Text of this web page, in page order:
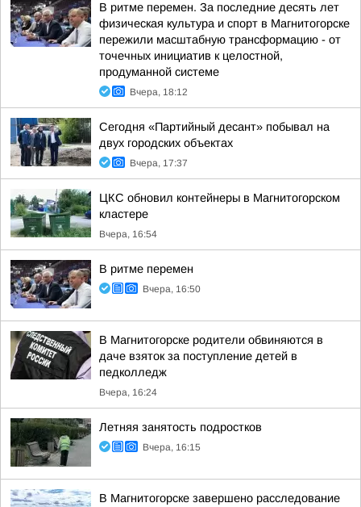
В ритме перемен. За последние десять лет
физическая культура и спорт в Магнитогорске
пережили масштабную трансформацию - от
точечных инициатив к целостной,
продуманной системе
Вчера, 18:12
Сегодня «Партийный десант» побывал на
двух городских объектах
Вчера, 17:37
ЦКС обновил контейнеры в Магнитогорском
кластере
Вчера, 16:54
В ритме перемен
Вчера, 16:50
В Магнитогорске родители обвиняются в
даче взяток за поступление детей в
педколледж
Вчера, 16:24
Летняя занятость подростков
Вчера, 16:15
В Магнитогорске завершено расследование